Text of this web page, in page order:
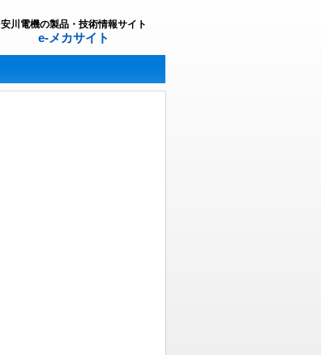
安川電機の製品・技術情報サイト
e-メカサイト